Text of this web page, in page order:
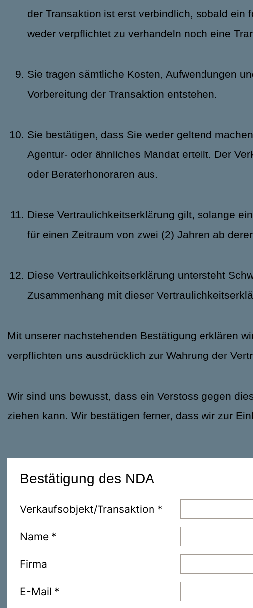
der Transaktion ist erst verbindlich, sobald ein
weder verpflichtet zu verhandeln noch eine
Sie tragen sämtliche Kosten, Aufwendungen
Vorbereitung der Transaktion entstehen.
Sie bestätigen, dass Sie weder geltend
Agentur- oder ähnliches Mandat erteilt. Der
oder Beraterhonoraren aus.
Diese Vertraulichkeitserklärung gilt, solange
für einen Zeitraum von zwei (2) Jahren ab
Diese Vertraulichkeitserklärung untersteht
Zusammenhang mit dieser
Mit unserer nachstehenden Bestätigung erklären
verpflichten uns ausdrücklich zur Wahrung der
Wir sind uns bewusst, dass ein Verstoss gegen
ziehen kann. Wir bestätigen ferner, dass wir zur
Bestätigung des NDA
Verkaufsobjekt/Transaktion *
Name *
Firma
E-Mail *